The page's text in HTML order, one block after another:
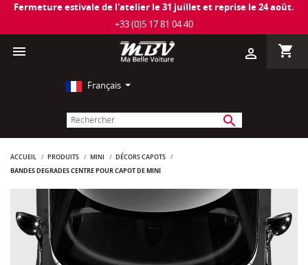
Fermeture estivale de l'atelier le 31 juillet et reprise le 24 août.
+33 (0)5 17 81 04 40
 shopping_cart
person_outline
Français
search
ACCUEIL PRODUITS MINI
DÉCORS CAPOTS
BANDES DÉGRADÉS CENTRE POUR CAPOT DE MINI